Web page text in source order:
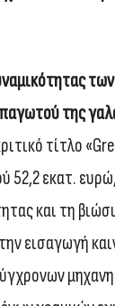
της
τίτλο
52,2 εκατ.
και τη
εισαγωγή